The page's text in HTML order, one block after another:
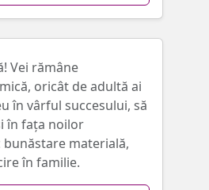
Vei rămâne
oricât de adultă ai
în vârful succesului, să
în faţa noilor
materială,
în familie.